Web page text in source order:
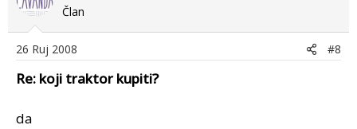
Član
26 Ruj 2008 #8
Re: koji traktor kupiti?
da